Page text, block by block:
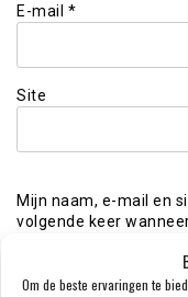
Om de beste ervaringen te
E-mail *
Site
Mijn naam, e-mail en
volgende keer